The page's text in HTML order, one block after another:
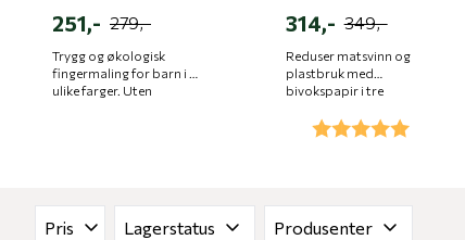
- Luka
251,- 279,-
Trygg og økologisk
fingermaling for barn i 4
ulike farger. Uten
Dream | Little Bee
Fresh
314,- 349,-
Reduser matsvinn og
plastbruk med
bivokspapir i tre
dekking og frysing –
plastfritt og
Karakter:
Pris Lagerstatus Produsenter